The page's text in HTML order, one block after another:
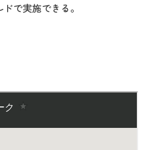
で実施できる。